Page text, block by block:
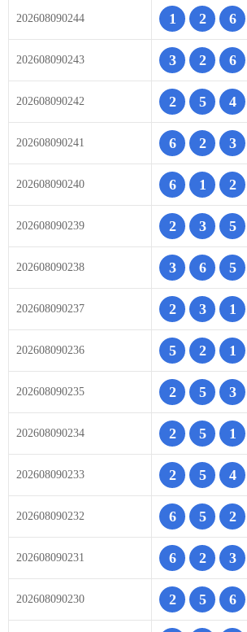
202608090244 1 2 6
202608090243 3 2 6
202608090242 2 5 4
202608090241 6 2 3
202608090240 6 1 2
202608090239 2 3 5
202608090238 3 6 5
202608090237 2 3 1
202608090236 5 2 1
202608090235 2 5 3
202608090234 2 5 1
202608090233 2 5 4
202608090232 6 5 2
202608090231 6 2 3
202608090230 2 5 6